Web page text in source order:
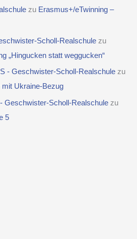
zu Erasmus+/eTwinning –
Scholl-Realschule zu
„Hingucken statt weggucken“
- Geschwister-Scholl-Realschule zu
mit Ukraine-Bezug
Geschwister-Scholl-Realschule zu
5